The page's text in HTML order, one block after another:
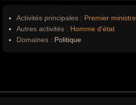
Activités principales : Premier ministre
Autres activités : Homme d'état
Domaines : Politique